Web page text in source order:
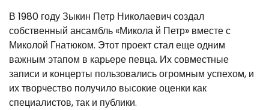
В 1980 году Зыкин Петр Николаевич создал
собственный ансамбль «Микола й Петр» вместе с
Миколой Гнатюком. Этот проект стал еще одним
важным этапом в карьере певца. Их совместные
записи и концерты пользовались огромным успехом, и
их творчество получило высокие оценки как
специалистов, так и публики.